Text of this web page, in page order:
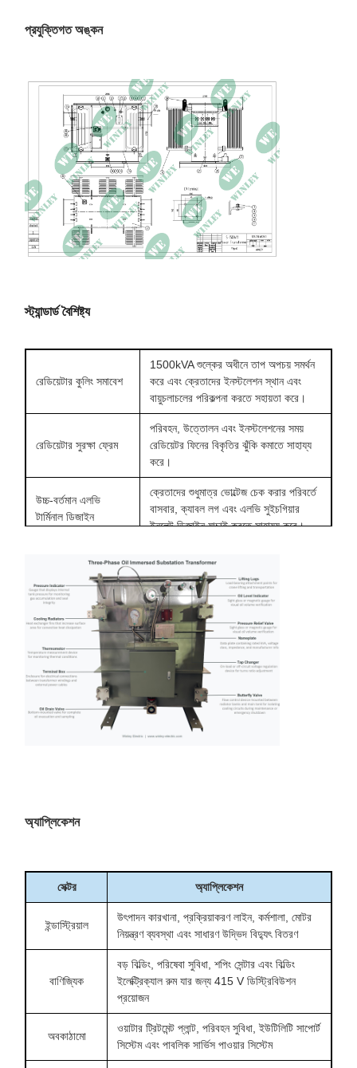
প্রযুক্তিগত অঙ্কন
স্ট্যান্ডার্ড বৈশিষ্ট্য
রেডিয়েটার কুলিং সমাবেশ
1500kVA শুল্কের অধীনে তাপ অপচয় সমর্থন
করে এবং ক্রেতাদের ইনস্টলেশন স্থান এবং
বায়ুচলাচলের পরিকল্পনা করতে সহায়তা করে।
রেডিয়েটার সুরক্ষা ফ্রেম
পরিবহন, উত্তোলন এবং ইনস্টলেশনের সময়
রেডিয়েটর ফিনের বিকৃতির ঝুঁকি কমাতে সাহায্য
করে।
উচ্চ-বর্তমান এলভি
টার্মিনাল ডিজাইন
ক্রেতাদের শুধুমাত্র ভোল্টেজ চেক করার পরিবর্তে
বাসবার, ক্যাবল লগ এবং এলভি সুইচগিয়ার
ইনলেট ডিজাইন যাচাই করতে সাহায্য করে।
অপারেশন পর্যবেক্ষণ
এবং চাপের অবস্থা নিরীক্ষণ করতে সক্ষম করে;
চাপ ত্রাণ অতিরিক্ত চাপ সুরক্ষা সমর্থন করে।
ড্রেন ভালভ / নমুনা
ব্যবস্থা
ভবিষ্যতের তেলের স্যাম্পলিং, ডাইইলেক্ট্রিক
ব্রেকডাউন টেস্টিং এবং ডিজিএ সমর্থন করে;
পরীক্ষিত তেল DBV গড় মান 43.25kV।
গ্রাউন্ডিং প্যাড, লিফটিং
প্লেট এবং জ্যাকিং প্যাড
গ্রাউন্ডিং, লিফটিং, পজিশনিং এবং ফাউন্ডেশন
ইনস্টলেশন পরিকল্পনা সমর্থন করে।
অ্যাপ্লিকেশন
সেক্টর অ্যাপ্লিকেশন
ইন্ডাস্ট্রিয়াল
উৎপাদন কারখানা, প্রক্রিয়াকরণ লাইন, কর্মশালা, মোটর
নিয়ন্ত্রণ ব্যবস্থা এবং সাধারণ উদ্ভিদ বিদ্যুৎ বিতরণ
বাণিজ্যিক
বড় বিল্ডিং, পরিষেবা সুবিধা, শপিং সেন্টার এবং বিল্ডিং
ইলেক্ট্রিক্যাল রুম যার জন্য 415 V ডিস্ট্রিবিউশন
প্রয়োজন
অবকাঠামো
ওয়াটার ট্রিটমেন্ট প্লান্ট, পরিবহন সুবিধা, ইউটিলিটি সাপোর্ট
সিস্টেম এবং পাবলিক সার্ভিস পাওয়ার সিস্টেম